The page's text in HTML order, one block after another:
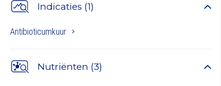
Indicaties (1)
Antibioticumkuur
Nutriënten (3)